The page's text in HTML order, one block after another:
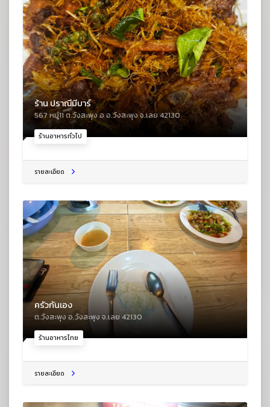
ร้านอาหารทั่วไป
ร้าน ปราณีมีบาร์
567 หมู่11 ต.วังสะพุง อ อ.วังสะพุง จ.เลย 42130
รายละเอียด
ร้านอาหารไทย
ครัวกันเอง
ต.วังสะพุง อ.วังสะพุง จ.เลย 42130
รายละเอียด